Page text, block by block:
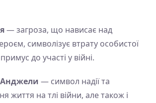
— загроза, що нависає над
символізує втрату особистої
до участі у війні.
Анджели — символ надії та
життя на тлі війни, але також і